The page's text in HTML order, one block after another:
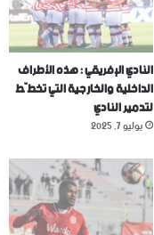
النادي الإفريقي : هذه الأطراف
الداخلية والخارجية التي تخطّط
لتدمير النادي
يوليو 7, 2025